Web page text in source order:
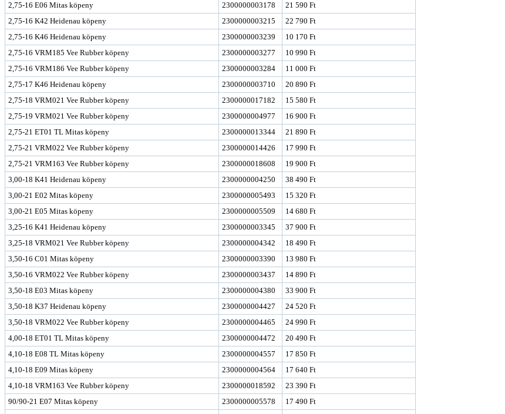
2,75-16 E06 Mitas köpeny
2300000003178
21 590 Ft
2,75-16 K42 Heidenau köpeny
2300000003215
22 790 Ft
2,75-16 K46 Heidenau köpeny
2300000003239
10 170 Ft
2,75-16 VRM185 Vee Rubber köpeny
2300000003277
10 990 Ft
2,75-16 VRM186 Vee Rubber köpeny
2300000003284
11 000 Ft
2,75-17 K46 Heidenau köpeny
2300000003710
20 890 Ft
2,75-18 VRM021 Vee Rubber köpeny
2300000017182
15 580 Ft
2,75-19 VRM021 Vee Rubber köpeny
2300000004977
16 900 Ft
2,75-21 ET01 TL Mitas köpeny
2300000013344
21 890 Ft
2,75-21 VRM022 Vee Rubber köpeny
2300000014426
17 990 Ft
2,75-21 VRM163 Vee Rubber köpeny
2300000018608
19 900 Ft
3,00-18 K41 Heidenau köpeny
2300000004250
38 490 Ft
3,00-21 E02 Mitas köpeny
2300000005493
15 320 Ft
3,00-21 E05 Mitas köpeny
2300000005509
14 680 Ft
3,25-16 K41 Heidenau köpeny
2300000003345
37 900 Ft
3,25-18 VRM021 Vee Rubber köpeny
2300000004342
18 490 Ft
3,50-16 C01 Mitas köpeny
2300000003390
13 980 Ft
3,50-16 VRM022 Vee Rubber köpeny
2300000003437
14 890 Ft
3,50-18 E03 Mitas köpeny
2300000004380
33 900 Ft
3,50-18 K37 Heidenau köpeny
2300000004427
24 520 Ft
3,50-18 VRM022 Vee Rubber köpeny
2300000004465
24 990 Ft
4,00-18 ET01 TL Mitas köpeny
2300000004472
20 490 Ft
4,10-18 E08 TL Mitas köpeny
2300000004557
17 850 Ft
4,10-18 E09 Mitas köpeny
2300000004564
17 640 Ft
4,10-18 VRM163 Vee Rubber köpeny
2300000018592
23 390 Ft
90/90-21 E07 Mitas köpeny
2300000005578
17 490 Ft